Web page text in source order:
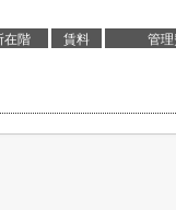
在階 賃料 管